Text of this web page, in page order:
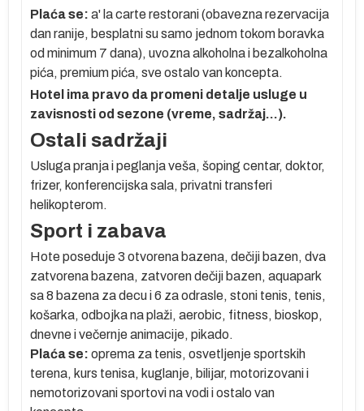
Plaća se: a' la carte restorani (obavezna rezervacija
dan ranije, besplatni su samo jednom tokom boravka
od minimum 7 dana), uvozna alkoholna i bezalkoholna
pića, premium pića, sve ostalo van koncepta.
Hotel ima pravo da promeni detalje usluge u
zavisnosti od sezone (vreme, sadržaj…).
Ostali sadržaji
Usluga pranja i peglanja veša, šoping centar, doktor,
frizer, konferencijska sala, privatni transferi
helikopterom.
Sport i zabava
Hote poseduje 3 otvorena bazena, dečiji bazen, dva
zatvorena bazena, zatvoren dečiji bazen, aquapark
sa 8 bazena za decu i 6 za odrasle, stoni tenis, tenis,
košarka, odbojka na plaži, aerobic, fitness, bioskop,
dnevne i večernje animacije, pikado.
Plaća se: oprema za tenis, osvetljenje sportskih
terena, kurs tenisa, kuglanje, bilijar, motorizovani i
nemotorizovani sportovi na vodi i ostalo van